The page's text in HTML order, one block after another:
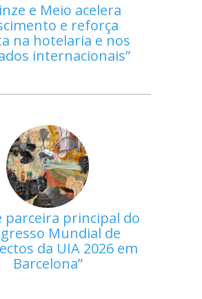
e Meio acelera
e reforça
na hotelaria e nos
internacionais
parceira principal do
Mundial de
da UIA 2026 em
Barcelona